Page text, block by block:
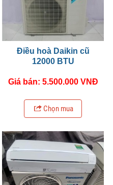
Điều hoà Daikin cũ
12000 BTU
Giá bán: 5.500.000 VNĐ
Chọn mua